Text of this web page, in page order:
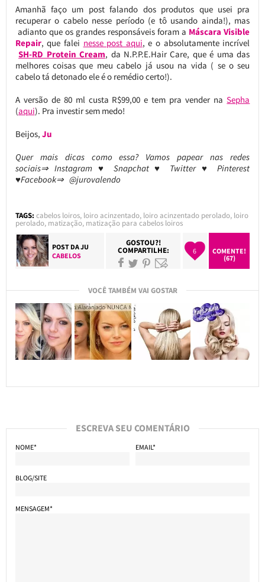
Amanhã faço um post falando dos produtos que usei pra
recuperar o cabelo nesse período (e tô usando ainda!), mas
adianto que os grandes responsáveis foram a Máscara Visible
Repair, que falei nesse post aqui, e o absolutamente incrível
SH-RD Protein Cream, da N.P.P.E.Hair Care, que é uma das
melhores coisas que meu cabelo já usou na vida ( se o seu
cabelo tá detonado ele é o remédio certo!).
A versão de 80 ml custa R$99,00 e tem pra vender naSepha
(aqui). Pra investir sem medo!
Beijos, Ju
Quer mais dicas como essa? Vamos papear nas redes
sociais⇒ Instagram ♥ Snapchat ♥ Twitter ♥ Pinterest
♥Facebook⇒ @jurovalendo
TAGS: cabelos loiros, loiro acinzentado, loiro acinzentado perolado, loiro
perolado, matização, matização para cabelos loiros
POST DAJU
CABELOS
GOSTOU?!
COMPARTILHE: 6
COMENTE!
(67)
VOCÊ TAMBÉM VAI GOSTAR
ESCREVA SEU COMENTÁRIO
NOME* EMAIL*
BLOG/SITE
MENSAGEM*